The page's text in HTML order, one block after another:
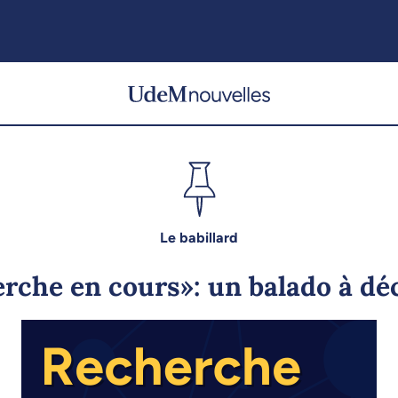
Le babillard
en cours»: un balado à